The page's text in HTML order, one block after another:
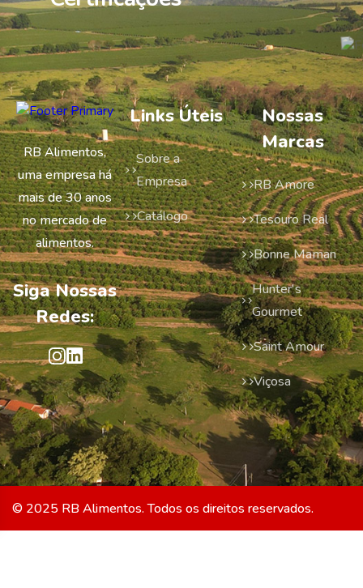
RB Alimentos,
uma empresa há
mais de 30 anos
no mercado de
alimentos.
Siga Nossas
Redes:
Links Úteis
Sobre a
Empresa
Catálogo
Nossas
Marcas
RB Amore
Tesouro Real
Bonne Maman
Hunter's
Gourmet
Saint Amour
Viçosa
© 2025 RB Alimentos. Todos os direitos reservados.